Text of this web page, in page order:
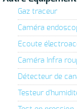
Gaz traceur
Caméra
Ecoute
Caméra Infra
Détecteur de
Testeur